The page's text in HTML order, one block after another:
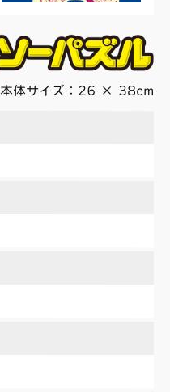
本体サイズ：26 × 38cm